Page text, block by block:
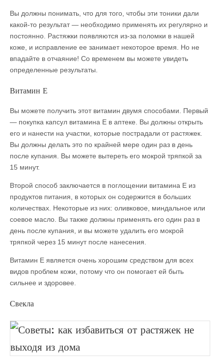
Вы должны понимать, что для того, чтобы эти тоники дали
какой-то результат — необходимо применять их регулярно и
постоянно. Растяжки появляются из-за поломки в нашей
коже, и исправление ее занимает некоторое время. Но не
впадайте в отчаяние! Со временем вы можете увидеть
определенные результаты.
Витамин Е
Вы можете получить этот витамин двумя способами. Первый
— покупка капсул витамина Е в аптеке. Вы должны открыть
его и нанести на участки, которые пострадали от растяжек.
Вы должны делать это по крайней мере один раз в день
после купания. Вы можете вытереть его мокрой тряпкой за
15 минут.
Второй способ заключается в поглощении витамина Е из
продуктов питания, в которых он содержится в больших
количествах. Некоторые из них: оливковое, миндальное или
соевое масло. Вы также должны применять его один раз в
день после купания, и вы можете удалить его мокрой
тряпкой через 15 минут после нанесения.
Витамин Е является очень хорошим средством для всех
видов проблем кожи, потому что он помогает ей быть
сильнее и здоровее.
Свекла